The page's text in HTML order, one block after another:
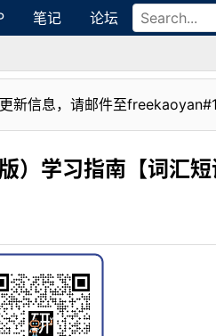
笔记 论坛
新信息，请邮件至
）学习指南【词汇